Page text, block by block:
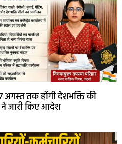
अगस्त तक होंगी देशभक्ति की
ने जारी किए आदेश